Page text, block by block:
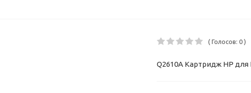
( Голосов: 0 )
Q2610A Картридж HP для